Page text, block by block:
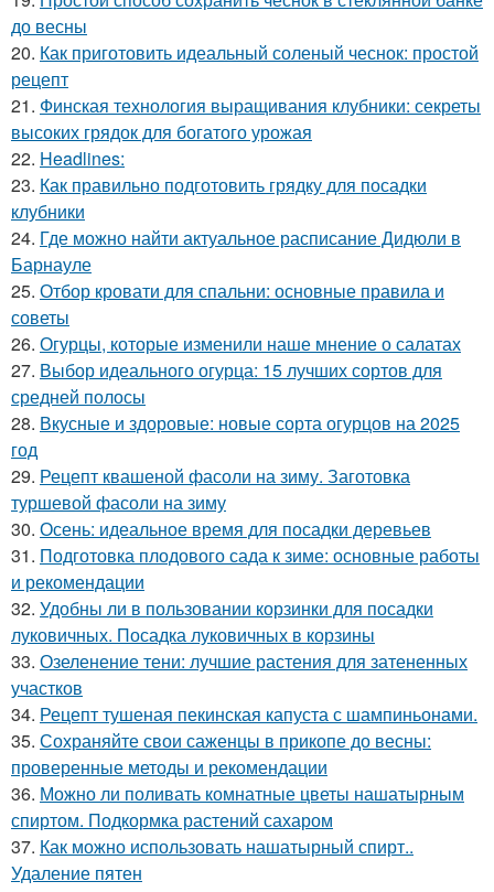
до весны
20. Как приготовить идеальный соленый чеснок: простой
рецепт
21. Финская технология выращивания клубники: секреты
высоких грядок для богатого урожая
22. Headlines:
23. Как правильно подготовить грядку для посадки
клубники
24. Где можно найти актуальное расписание Дидюли в
Барнауле
25. Отбор кровати для спальни: основные правила и
советы
26. Огурцы, которые изменили наше мнение о салатах
27. Выбор идеального огурца: 15 лучших сортов для
средней полосы
28. Вкусные и здоровые: новые сорта огурцов на 2025
год
29. Рецепт квашеной фасоли на зиму. Заготовка
туршевой фасоли на зиму
30. Осень: идеальное время для посадки деревьев
31. Подготовка плодового сада к зиме: основные работы
и рекомендации
32. Удобны ли в пользовании корзинки для посадки
луковичных. Посадка луковичных в корзины
33. Озеленение тени: лучшие растения для затененных
участков
34. Рецепт тушеная пекинская капуста с шампиньонами.
35. Сохраняйте свои саженцы в прикопе до весны:
проверенные методы и рекомендации
36. Можно ли поливать комнатные цветы нашатырным
спиртом. Подкормка растений сахаром
37. Как можно использовать нашатырный спирт..
Удаление пятен